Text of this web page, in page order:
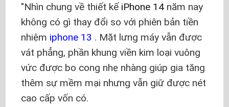
Nhìn chung về thiết kếiPhone 14 năm nay
không có gì thay đổi so với phiên bản tiền
nhiệm iphone 13 . Mặt lưng máy vẫn được
vát phẳng, phần khung viền kim loại vuông
vức được bo cong nhẹ nhàng giúp gia tăng
thêm sự mềm mại nhưng vẫn giữ được nét
cao cấp vốn có.